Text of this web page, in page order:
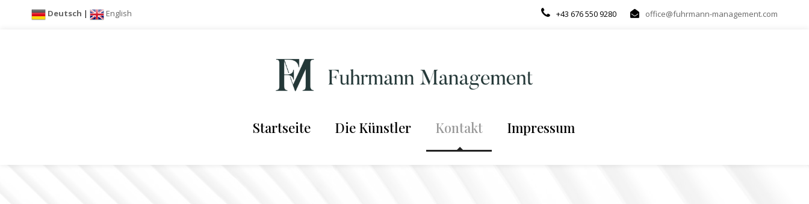
Deutsch | English +43 676 550 9280 office@fuhrmann-management.com
Startseite Die Künstler Kontakt Impressum